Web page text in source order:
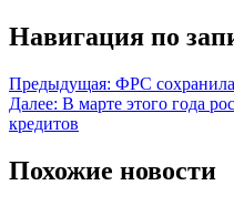
Навигация по
Предыдущая: ФРС
Далее: В марте этого года
кредитов
Похожие новости